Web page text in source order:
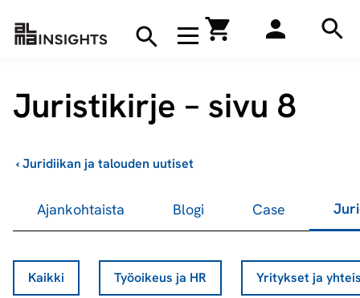
Avaa navigaatio
Hae
Juristikirje – sivu 8
Juridiikan ja talouden uutiset
›
Ajankohtaista Blogi Case
Kaikki Työoikeus ja HR Yritykset ja